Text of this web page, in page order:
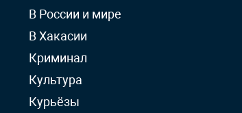
В России и мире
В Хакасии
Криминал
Культура
Курьёзы